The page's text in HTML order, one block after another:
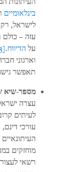
בינלאומיים
לישראל, רק
עזה – כולם
על הדיווח.
[3]
וארגוני
תאפשר
מספר-שיא
עצרה
לעיתים
עורכי
מוחזקים
רשאי